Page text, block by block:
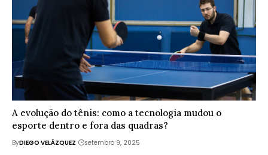
A evolução do tênis: como a tecnologia mudou o
esporte dentro e fora das quadras?
ByDIEGO VELÁZQUEZ setembro 9, 2025